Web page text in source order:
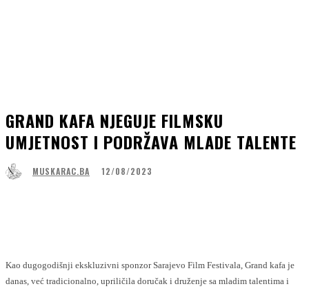
GRAND KAFA NJEGUJE FILMSKU
UMJETNOST I PODRŽAVA MLADE TALENTE
MUSKARAC.BA 12/08/2023
Kao dugogodišnji ekskluzivni sponzor Sarajevo Film Festivala, Grand kafa je
danas, već tradicionalno, upriličila doručak i druženje sa mladim talentima i